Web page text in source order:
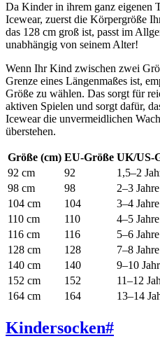
Da Kinder in ihrem ganz eigenen
Icewear, zuerst die Körpergröße
das 128 cm groß ist, passt im
unabhängig von seinem Alter!
Wenn Ihr Kind zwischen zwei
Grenze eines Längenmaßes ist,
Größe zu wählen. Das sorgt für
aktiven Spielen und sorgt dafür,
Icewear die unvermeidlichen
überstehen.
Größe (cm) EU-Größe UK/US-
92 cm
92
1,5–2
98 cm
98
2–3 Jahre
104 cm
104
3–4 Jahre
110 cm
110
4–5 Jahre
116 cm
116
5–6 Jahre
128 cm
128
7–8 Jahre
140 cm
140
9–10
152 cm
152
11–12
164 cm
164 13–14
Kindersocken#